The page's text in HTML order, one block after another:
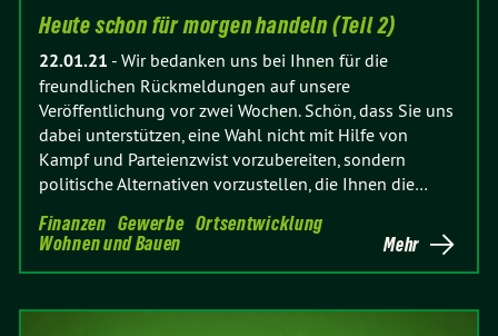
Heute schon für morgen handeln (Teil 2)
22.01.21 - Wir bedanken uns bei Ihnen für die
freundlichen Rückmeldungen auf unsere
Veröffentlichung vor zwei Wochen. Schön, dass Sie uns
dabei unterstützen, eine Wahl nicht mit Hilfe von
Kampf und Parteienzwist vorzubereiten, sondern
politische Alternativen vorzustellen, die Ihnen die…
Finanzen Gewerbe Ortsentwicklung
Wohnen und Bauen
Mehr